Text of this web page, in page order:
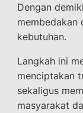
Dengan
membedakan
kebutuhan.
Langkah ini
menciptakan
sekaligus
masyarakat